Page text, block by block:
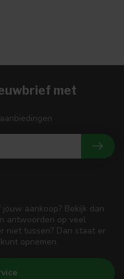
aankoop? Bekijk dan
antwoorden op veel
niet tussen? Dan staat er
opnemen.
met